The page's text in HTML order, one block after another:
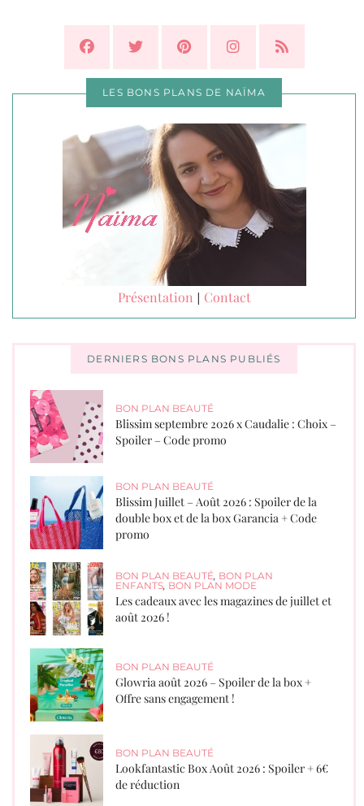
LES BONS PLANS DE NAÏMA
Présentation | Contact
DERNIERS BONS PLANS PUBLIÉS
BON PLAN BEAUTÉ
Blissim septembre 2026 x Caudalie : Choix –
Spoiler – Code promo
BON PLAN BEAUTÉ
Blissim Juillet – Août 2026 : Spoiler de la
double box et de la box Garancia + Code
promo
BON PLAN BEAUTÉ, BON PLAN
ENFANTS, BON PLAN MODE
Les cadeaux avec les magazines de juillet et
août 2026 !
BON PLAN BEAUTÉ
Glowria août 2026 – Spoiler de la box +
Offre sans engagement !
BON PLAN BEAUTÉ
Lookfantastic Box Août 2026 : Spoiler + 6€
de réduction